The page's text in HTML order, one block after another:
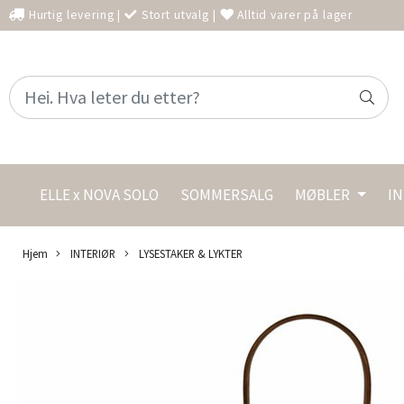
Hurtig levering | Stort utvalg | Alltid varer på lager
ELLE x NOVA SOLO SOMMERSALG MØBLER
Hjem INTERIØR LYSESTAKER & LYKTER